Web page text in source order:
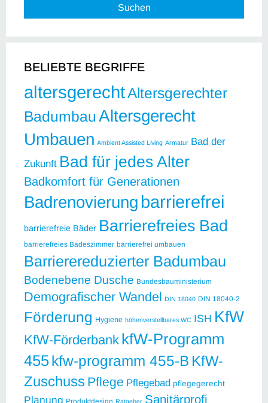
Suchen
BELIEBTE BEGRIFFE
altersgerechtAltersgerechter
Badumbau Altersgerecht
Umbauen Ambient Assisted Living Armatur Bad der
Zukunft Bad für jedes Alter
Badkomfort für Generationen
Badrenovierung barrierefrei
barrierefreie Bäder Barrierefreies Bad
barrierefreies Badeszimmer barrierefrei umbauen
Barrierereduzierter Badumbau
Bodenebene Dusche Bundesbauministerium
Demografischer Wandel DIN 18040 DIN 18040-2
Förderung Hygiene höhenverstellbares WC ISH KfW
KfW-Förderbank kfW-Programm
455kfw-programm 455-B KfW-
Zuschuss Pflege Pflegebad pflegegerecht
Planung Produktdesign Ratgeber Sanitärprofi